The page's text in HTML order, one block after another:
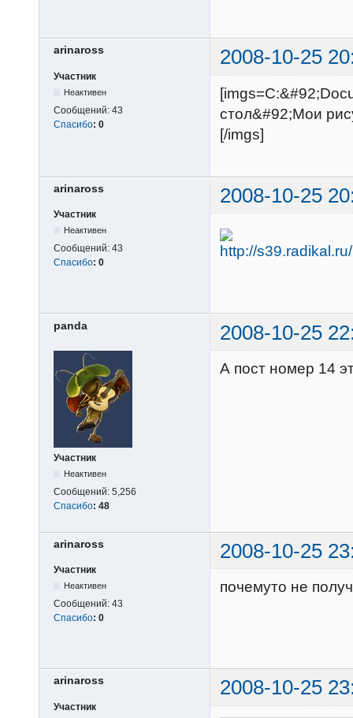
arinaross 2008-10-25
Участник
Неактивен
Сообщений: 43
Спасибо: 0
стол&#92;Мои
[/imgs]
arinaross 2008-10-25
Участник
Неактивен
Сообщений: 43
Спасибо: 0
panda 2008-10-25
Участник
Неактивен
Сообщений: 5,256
Спасибо: 48
А пост номер 14
arinaross 2008-10-25
Участник
Неактивен
Сообщений: 43
Спасибо: 0
почемуто не
arinaross 2008-10-25
Участник